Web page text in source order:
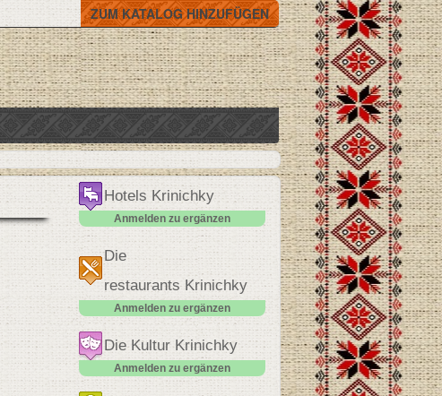
ZUM KATALOG HINZUFÜGEN
Hotels Krinichky
Anmelden zu ergänzen
Die
restaurants Krinichky
Anmelden zu ergänzen
Die Kultur Krinichky
Anmelden zu ergänzen